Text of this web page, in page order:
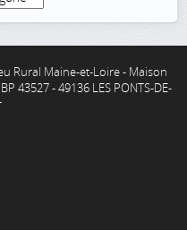
Rural Maine-et-Loire - Maison
43527 - 49136 LES PONTS-DE-